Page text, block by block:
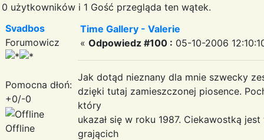
0 użytkowników i 1 Gość przegląda ten wątek.
Svadbos
Forumowicz
Pomocna dłoń:
+0/-0
Offline
Time Gallery - Valerie
« Odpowiedz #100 : 05-10-2006
Jak dotąd nieznany dla mnie szwecky
dzięki tutaj zamieszczonej piosence.
który
ukazał się w roku 1987. Ciekawostką
grającich